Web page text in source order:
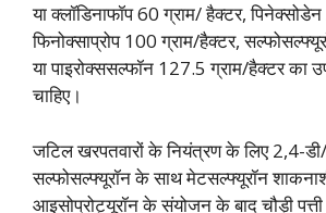
या क्लॉडिनाफॉप 60 ग्राम/ हैक्टर,
फिनोक्साप्रोप 100 ग्राम/हैक्टर,
या पाइरोक्ससल्फॉन 127.5 ग्राम/हैक्टर का
चाहिए।
जटिल खरपतवारों के नियंत्रण के लिए 2,4-
सल्फोसल्फ्यूरॉन के साथ मेटसल्फ्यूरॉन
आइसोप्रोट्यूरॉन के संयोजन के बाद चौड़ी